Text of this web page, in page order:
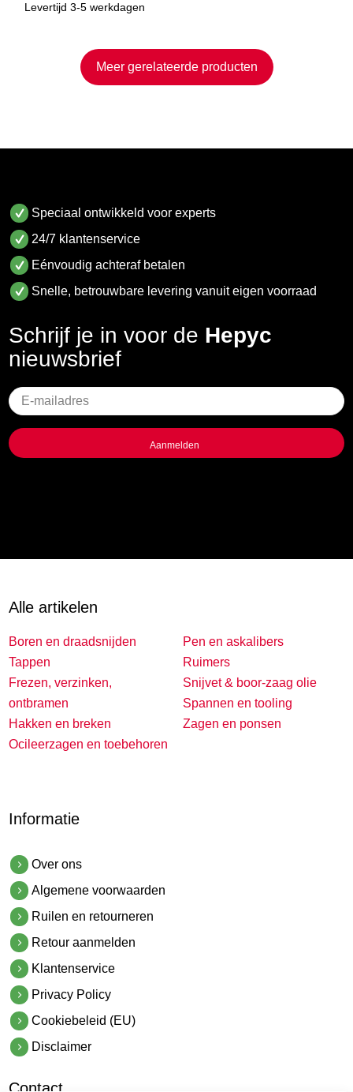
Levertijd 3-5 werkdagen
Meer gerelateerde producten
Speciaal ontwikkeld voor experts
24/7 klantenservice
Eénvoudig achteraf betalen
Snelle, betrouwbare levering vanuit eigen voorraad
Schrijf je in voor de Hepyc
nieuwsbrief
Geen
titel
Alle artikelen
Boren en draadsnijden
Tappen
Frezen, verzinken,
ontbramen
Hakken en breken
Ocileerzagen en toebehoren
Pen en askalibers
Ruimers
Snijvet & boor-zaag olie
Spannen en tooling
Zagen en ponsen
Informatie
Over ons
Algemene voorwaarden
Ruilen en retourneren
Retour aanmelden
Klantenservice
Privacy Policy
Cookiebeleid (EU)
Disclaimer
Contact